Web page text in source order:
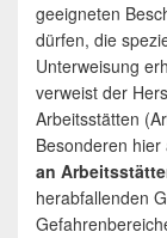
geeigneten
dürfen, die
Unterweisung
verweist der
Arbeitsstätten
Besonderen
an
herabfallenden